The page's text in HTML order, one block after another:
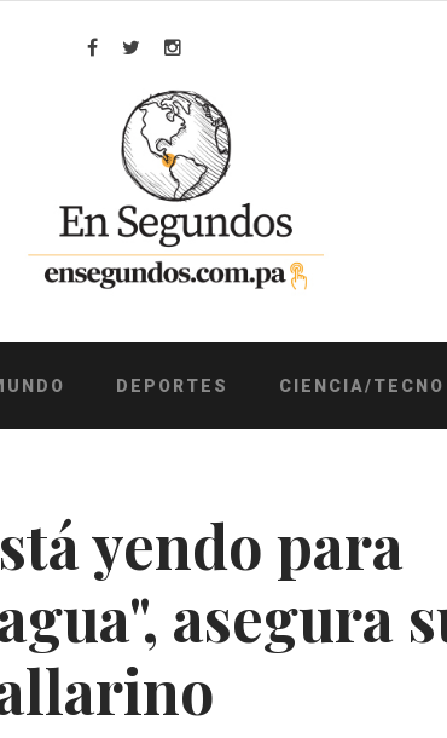
Facebook
TwitterInstagram
DEPORTES CIENCIA/TECNO
yendo para
asegura